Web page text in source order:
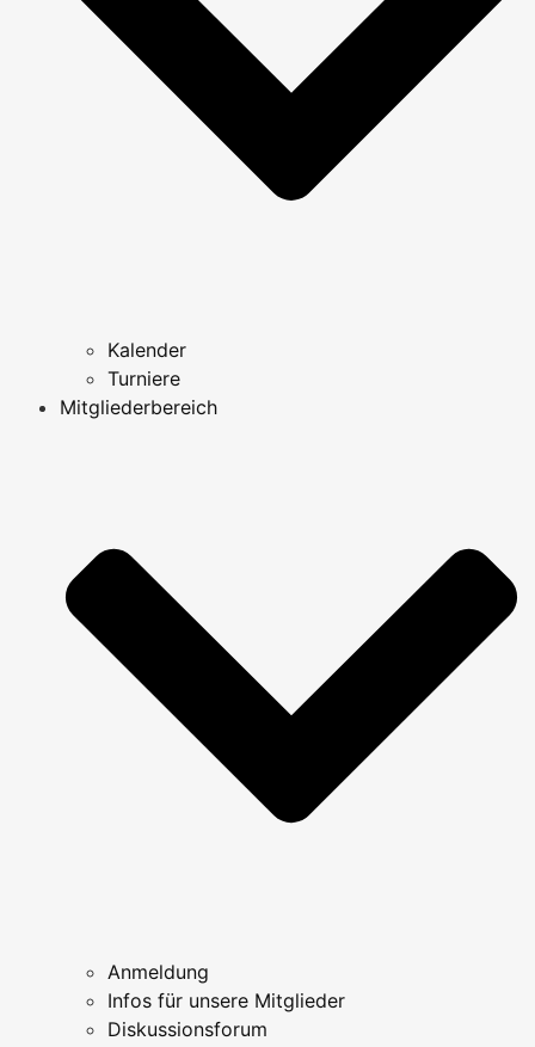
Kalender
Turniere
Mitgliederbereich
Anmeldung
Infos für unsere Mitglieder
Diskussionsforum